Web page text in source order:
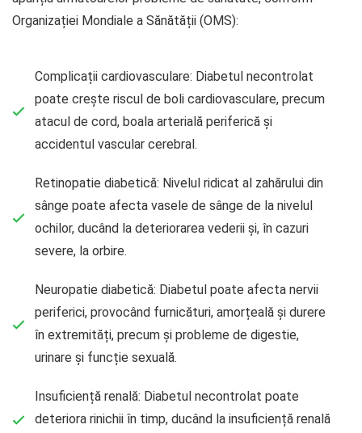
Organizației Mondiale a Sănătății (OMS):
Complicații cardiovasculare: Diabetul necontrolat
poate crește riscul de boli cardiovasculare, precum
atacul de cord, boala arterială periferică și
accidentul vascular cerebral.
Retinopatie diabetică: Nivelul ridicat al zahărului din
sânge poate afecta vasele de sânge de la nivelul
ochilor, ducând la deteriorarea vederii și, în cazuri
severe, la orbire.
Neuropatie diabetică: Diabetul poate afecta nervii
periferici, provocând furnicături, amorțeală și durere
în extremități, precum și probleme de digestie,
urinare și funcție sexuală.
Insuficiență renală: Diabetul necontrolat poate
deteriora rinichii în timp, ducând la insuficiență renală